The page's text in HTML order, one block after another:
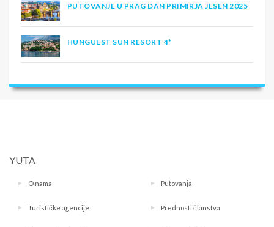
PUTOVANJE U PRAG DAN PRIMIRJA JESEN 2025
HUNGUEST SUN RESORT 4*
YUTA
O nama Putovanja
Turističke agencije Prednosti članstva